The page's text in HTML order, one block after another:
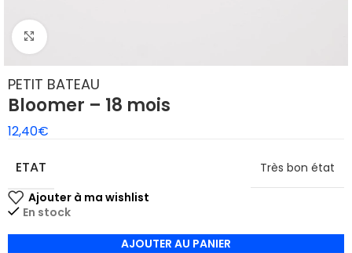
Agrandir
PETIT BATEAU
Bloomer – 18 mois
12,40€
ETAT
Très bon état
En stock
AJOUTER AU PANIER